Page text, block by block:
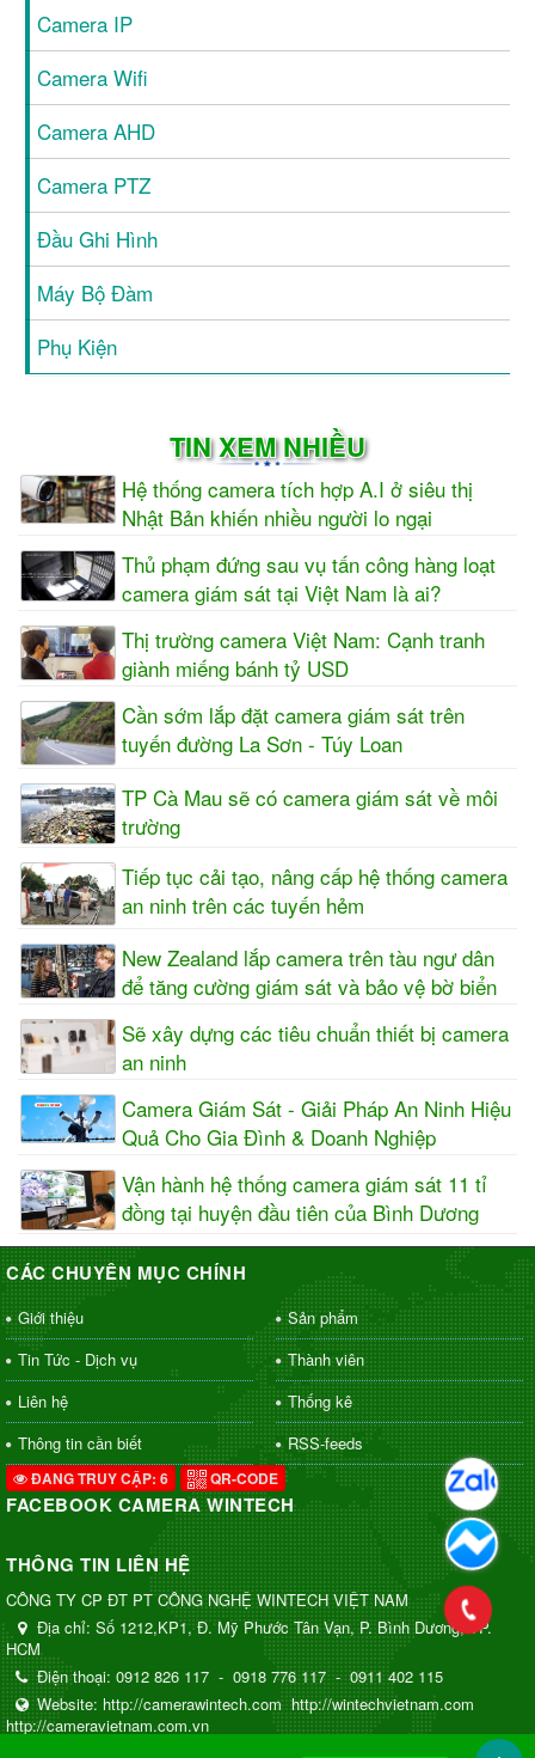
Camera IP
Camera Wifi
Camera AHD
Camera PTZ
Đầu Ghi Hình
Máy Bộ Đàm
Phụ Kiện
TIN XEM NHIỀU
Hệ thống camera tích hợp A.I ở siêu thị
Nhật Bản khiến nhiều người lo ngại
Thủ phạm đứng sau vụ tấn công hàng loạt
camera giám sát tại Việt Nam là ai?
Thị trường camera Việt Nam: Cạnh tranh
giành miếng bánh tỷ USD
Cần sớm lắp đặt camera giám sát trên
tuyến đường La Sơn - Túy Loan
TP Cà Mau sẽ có camera giám sát về môi
trường
Tiếp tục cải tạo, nâng cấp hệ thống camera
an ninh trên các tuyến hẻm
New Zealand lắp camera trên tàu ngư dân
để tăng cường giám sát và bảo vệ bờ biển
Sẽ xây dựng các tiêu chuẩn thiết bị camera
an ninh
Camera Giám Sát - Giải Pháp An Ninh Hiệu
Quả Cho Gia Đình & Doanh Nghiệp
Vận hành hệ thống camera giám sát 11 tỉ
đồng tại huyện đầu tiên của Bình Dương
CÁC CHUYÊN MỤC CHÍNH
Giới thiệu
Sản phẩm
Tin Tức - Dịch vụ
Thành viên
Liên hệ
Thống kê
Thông tin cần biết
RSS-feeds
ĐANG TRUY CẬP: 6 QR-CODE
FACEBOOK CAMERA WINTECH
THÔNG TIN LIÊN HỆ
CÔNG TY CP ĐT PT CÔNG NGHỆ WINTECH VIỆT NAM
Địa chỉ: Số 1212,KP1, Đ. Mỹ Phước Tân Vạn, P. Bình Dương, TP.
HCM
Điện thoại: 0912 826 117 - 0918 776 117 - 0911 402 115
Website: http://camerawintech.com http://wintechvietnam.com
http://cameravietnam.com.vn